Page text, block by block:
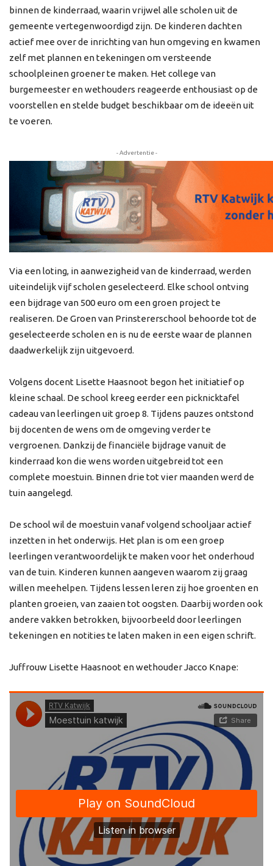
binnen de kinderraad, waarin vrijwel alle scholen uit de
gemeente vertegenwoordigd zijn. De kinderen dachten
actief mee over de inrichting van hun omgeving en kwamen
zelf met plannen en tekeningen om versteende
schoolpleinen groener te maken. Het college van
burgemeester en wethouders reageerde enthousiast op de
voorstellen en stelde budget beschikbaar om de ideeën uit
te voeren.
- Advertentie -
Via een loting, in aanwezigheid van de kinderraad, werden
uiteindelijk vijf scholen geselecteerd. Elke school ontving
een bijdrage van 500 euro om een groen project te
realiseren. De Groen van Prinstererschool behoorde tot de
geselecteerde scholen en is nu de eerste waar de plannen
daadwerkelijk zijn uitgevoerd.
Volgens docent Lisette Haasnoot begon het initiatief op
kleine schaal. De school kreeg eerder een picknicktafel
cadeau van leerlingen uit groep 8. Tijdens pauzes ontstond
bij docenten de wens om de omgeving verder te
vergroenen. Dankzij de financiële bijdrage vanuit de
kinderraad kon die wens worden uitgebreid tot een
complete moestuin. Binnen drie tot vier maanden werd de
tuin aangelegd.
De school wil de moestuin vanaf volgend schooljaar actief
inzetten in het onderwijs. Het plan is om een groep
leerlingen verantwoordelijk te maken voor het onderhoud
van de tuin. Kinderen kunnen aangeven waarom zij graag
willen meehelpen. Tijdens lessen leren zij hoe groenten en
planten groeien, van zaaien tot oogsten. Daarbij worden ook
andere vakken betrokken, bijvoorbeeld door leerlingen
tekeningen en notities te laten maken in een eigen schrift.
Juffrouw Lisette Haasnoot en wethouder Jacco Knape: